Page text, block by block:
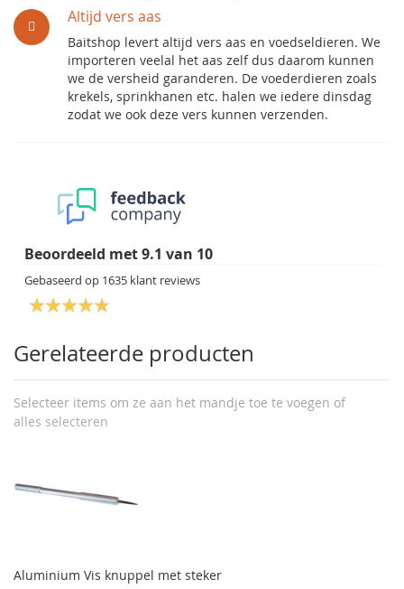
Altijd vers aas
Baitshop levert altijd vers aas en voedseldieren. We
importeren veelal het aas zelf dus daarom kunnen
we de versheid garanderen. De voederdieren zoals
krekels, sprinkhanen etc. halen we iedere dinsdag
zodat we ook deze vers kunnen verzenden.
Beoordeeld met9.1 van 10
Gebaseerd op 1635 klant reviews
Gerelateerde producten
Selecteer items om ze aan het mandje toe te voegen of
alles selecteren
Aluminium Vis knuppel met steker